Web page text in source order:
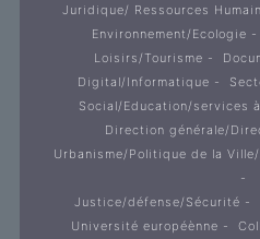
Juridique/ Ressources
Environnement/Ecologie
Loisirs/Tourisme
Digital/Informatique
Social/Education/services
Direction générale/
Urbanisme/Politique de la
Justice/défense/Sécurité
Université européènne